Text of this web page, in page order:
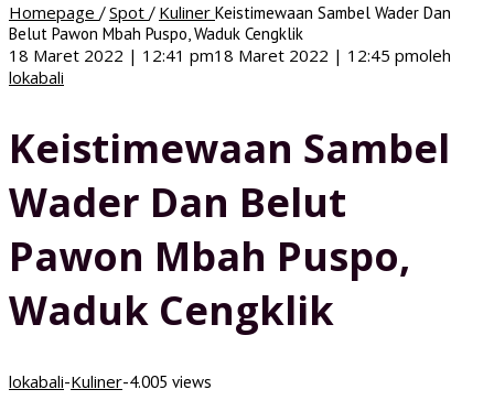
Homepage / Spot / Kuliner Keistimewaan Sambel Wader Dan
Belut Pawon Mbah Puspo, Waduk Cengklik
18 Maret 2022 | 12:41 pm18 Maret 2022 | 12:45 pmoleh
lokabali
Keistimewaan Sambel
Wader Dan Belut
Pawon Mbah Puspo,
Waduk Cengklik
lokabali-Kuliner-4.005 views